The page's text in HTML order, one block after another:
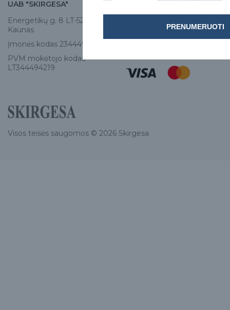
UAB "SKIRGESA"
Energetikų g. 8 LT-52461,
Kaunas
Įmonės kodas 234449420
PVM mokėtojo kodas
LT344494219
Visos teisės saugomos © 2026 Skirgesa
PRENUMERUOTI